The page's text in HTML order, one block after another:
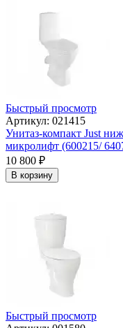
Быстрый просмотр
Артикул: 021415
Унитаз-компакт Just
микролифт (600215/
10 800 ₽
В корзину
Быстрый просмотр